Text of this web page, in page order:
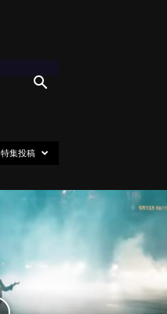
特集投稿